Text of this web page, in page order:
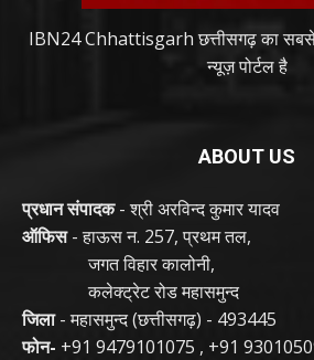
IBN24 Chhattisgarh छत्तीसगढ़ का
न्यूज़ पोर्टल है
ABOUT US
प्रधान संपादक- श्री अरविन्द कुमार यादव
ऑफिस- हाऊस न. 257, प्रथम तल,
जगत विहार कालोनी,
कलेक्ट्रेट रोड महासमुन्द
जिला- महासमुन्द (छत्तीसगढ़) - 493445
फोन- +91 9479101075 , +91